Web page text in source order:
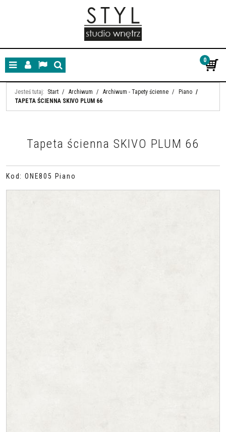
MenuPanelLangSzukaj
0
Jesteś tutaj: Start / Archiwum / Archiwum - Tapety ścienne / Piano /
TAPETA ŚCIENNA SKIVO PLUM 66
Tapeta ścienna SKIVO PLUM 66
Kod : ONE805 Piano